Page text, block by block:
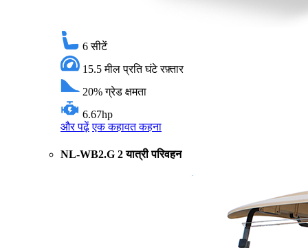
6 सीटें
15.5 मील प्रति घंटे रफ़्तार
20% ग्रेड क्षमता
6.67hp
और पढ़ें एक कहावत कहना
NL-WB2.G 2 यात्री परिवहन